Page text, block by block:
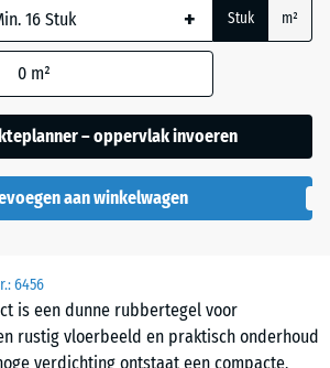
6456
is een dunne rubbertegel voor
rustig vloerbeeld en praktisch onderhoud
verdichting ontstaat een compacte,
+ Stuk m²
0 m²
– oppervlak invoeren
aan winkelwagen